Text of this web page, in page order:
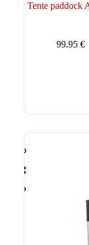
Tente paddock
99.95€